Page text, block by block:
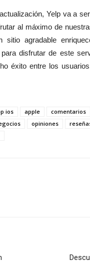
Yelp va a ser
al máximo de
agradable
disfrutar de este
éxito entre los
ios apple comentarios
opiniones